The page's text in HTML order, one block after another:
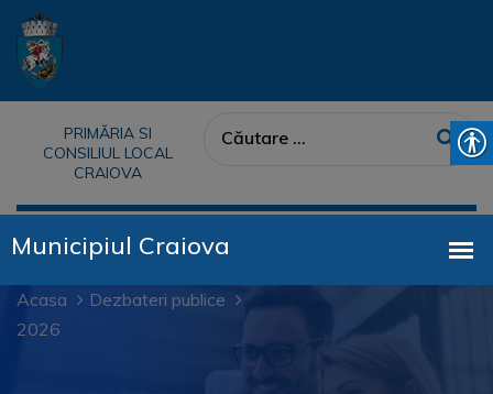
PRIMĂRIA SI
CONSILIUL LOCAL
CRAIOVA
Acasa
Dezbateri publice
2026